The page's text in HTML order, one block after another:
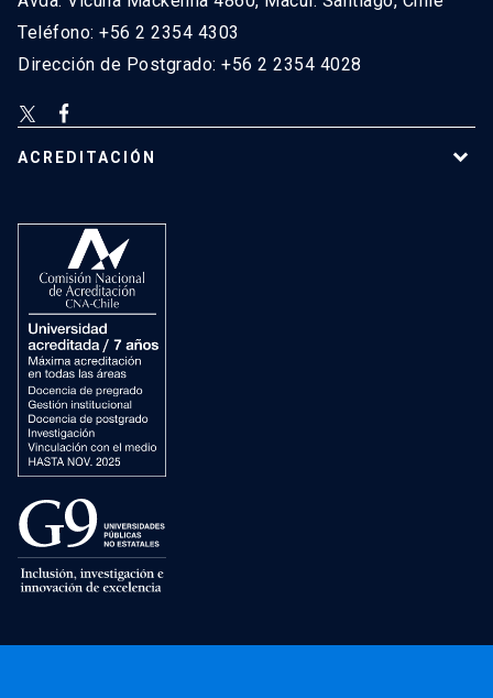
Teléfono: +56 2 2354 4303
Dirección de Postgrado: +56 2 2354 4028
ACREDITACIÓN